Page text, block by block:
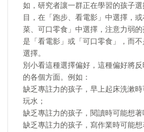
如，研究者讓一群正在學習的孩子
目，在「跑步、看電影」中選擇，
菜、可口零食」中選擇，注意力弱
是「看電影」或「可口零食」，而
選擇。
別小看這種選擇偏好，這種偏好將
的各個方面。例如：
缺乏專註力的孩子，早上起床洗漱
玩水；
缺乏專註力的孩子，閱讀時可能想著
缺乏專註力的孩子，寫作業時可能